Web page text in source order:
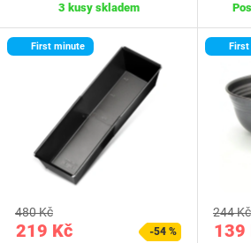
3 kusy skladem
First minute
219 Kč
480 Kč
-54 %
First
139
244 Kč